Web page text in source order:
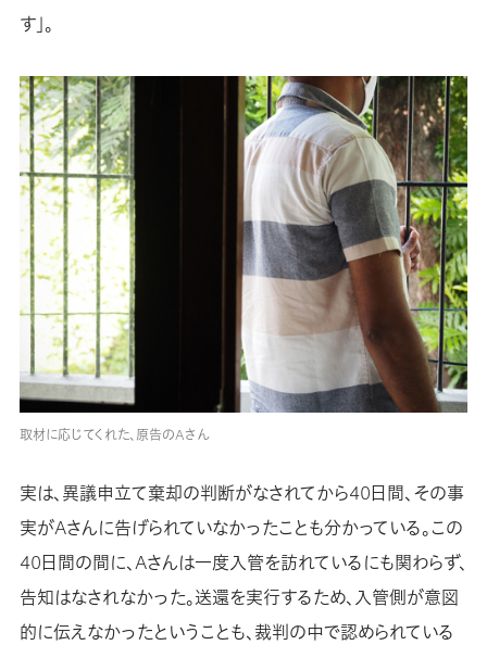
す」。
取材に応じてくれた、原告のAさん
実は、異議申立て棄却の判断がなされてから40日間、その事
実がAさんに告げられていなかったことも分かっている。この
40日間の間に、Aさんは一度入管を訪れているにも関わらず、
告知はなされなかった。送還を実行するため、入管側が意図
的に伝えなかったということも、裁判の中で認められている